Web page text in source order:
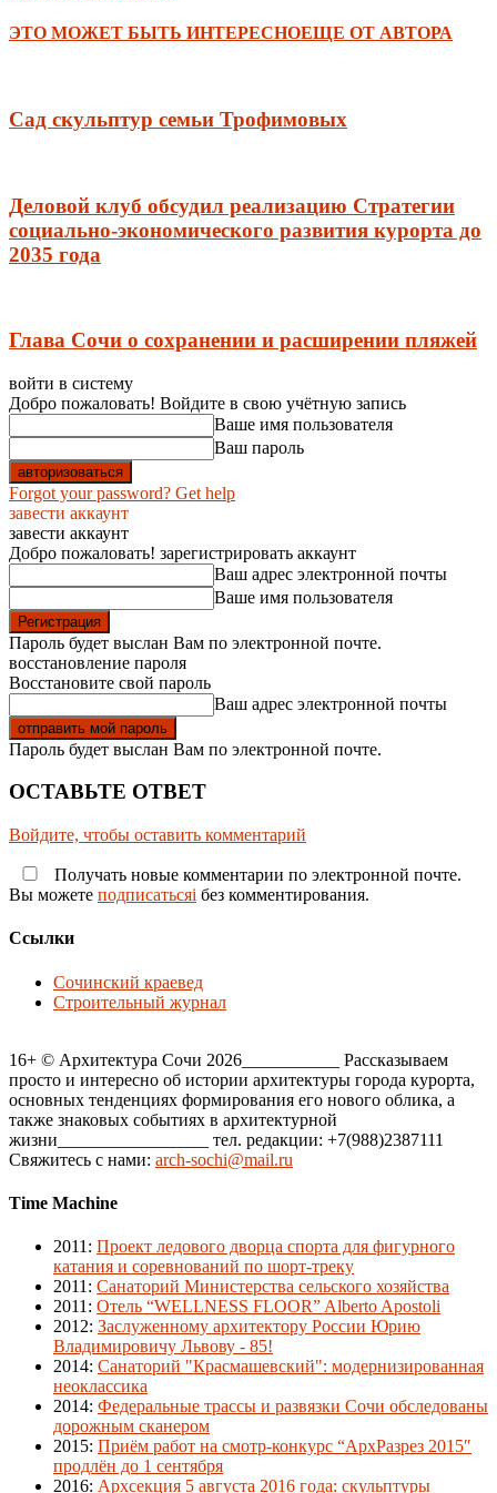
ЭТО МОЖЕТ БЫТЬ ИНТЕРЕСНОЕЩЕ ОТ АВТОРА
Сад скульптур семьи Трофимовых
Деловой клуб обсудил реализацию Стратегии
социально-экономического развития курорта до
2035 года
Глава Сочи о сохранении и расширении пляжей
войти в систему
Добро пожаловать! Войдите в свою учётную запись
Ваше имя пользователя
Ваш пароль
Forgot your password? Get help
завести аккаунт
завести аккаунт
Добро пожаловать! зарегистрировать аккаунт
Ваш адрес электронной почты
Ваше имя пользователя
Пароль будет выслан Вам по электронной почте.
восстановление пароля
Восстановите свой пароль
Ваш адрес электронной почты
Пароль будет выслан Вам по электронной почте.
ОСТАВЬТЕ ОТВЕТ
Войдите, чтобы оставить комментарий
Получать новые комментарии по электронной почте.
Вы можете подписатьсяi без комментирования.
Ссылки
Сочинский краевед
Строительный журнал
16+ © Архитектура Сочи 2026___________ Рассказываем
просто и интересно об истории архитектуры города курорта,
основных тенденциях формирования его нового облика, а
также знаковых событиях в архитектурной
жизни_________________ тел. редакции: +7(988)2387111
Свяжитесь с нами: arch-sochi@mail.ru
Time Machine
2011 : Проект ледового дворца спорта для фигурного
катания и соревнований по шорт-треку
2011 : Санаторий Министерства сельского хозяйства
2011 : Отель “WELLNESS FLOOR” Alberto Apostoli
2012: Заслуженному архитектору России Юрию
Владимировичу Львову - 85!
2014: Санаторий "Красмашевский": модернизированная
неоклассика
2014: Федеральные трассы и развязки Сочи обследованы
дорожным сканером
2015: Приём работ на смотр-конкурс “АрхРазрез 2015″
продлён до 1 сентября
2016: Архсекция 5 августа 2016 года: скульптуры